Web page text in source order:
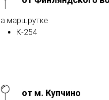
маршрутке
К-254
от м. Купчино